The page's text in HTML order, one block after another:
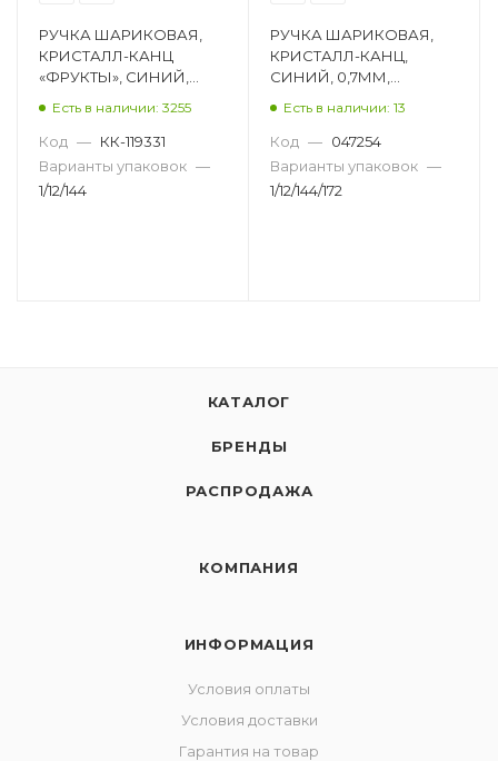
РУЧКА ШАРИКОВАЯ,
КРИСТАЛЛ-КАНЦ
«ФРУКТЫ», СИНИЙ,
АССОРТИ M45684
Есть в наличии: 3255
Код — КК-119331
Варианты упаковок —
1/12/144
РУЧКА ШАРИКОВАЯ,
КРИСТАЛЛ-КАНЦ,
СИНИЙ, 0,7ММ,
Есть в наличии: 13
Код — 047254
Варианты упаковок —
1/12/144/172
КАТАЛОГ
БРЕНДЫ
РАСПРОДАЖА
КОМПАНИЯ
ИНФОРМАЦИЯ
Условия оплаты
Условия доставки
Гарантия на товар